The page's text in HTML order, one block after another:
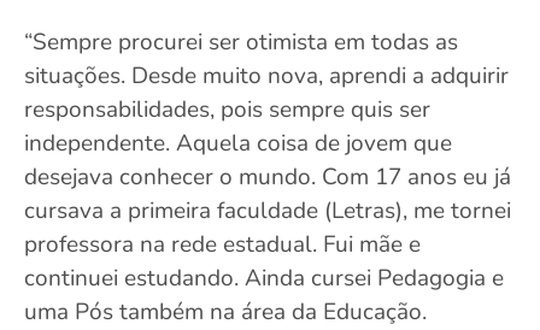
“Sempre procurei ser otimista em todas as
situações. Desde muito nova, aprendi a adquirir
responsabilidades, pois sempre quis ser
independente. Aquela coisa de jovem que
desejava conhecer o mundo. Com 17 anos eu já
cursava a primeira faculdade (Letras), me tornei
professora na rede estadual. Fui mãe e
continuei estudando. Ainda cursei Pedagogia e
uma Pós também na área da Educação.